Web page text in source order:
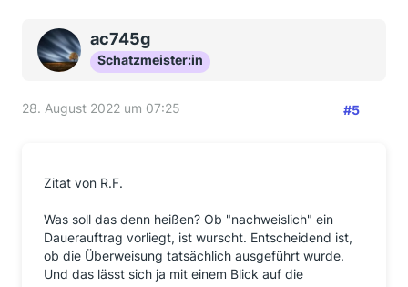
ac745g
Schatzmeister:in
28. August 2022 um 07:25 #5
Zitat von R.F.
Was soll das denn heißen? Ob "nachweislich" ein
Dauerauftrag vorliegt, ist wurscht. Entscheidend ist,
ob die Überweisung tatsächlich ausgeführt wurde.
Und das lässt sich ja mit einem Blick auf die